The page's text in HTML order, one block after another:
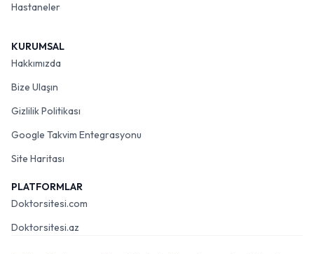
Hastaneler
KURUMSAL
Hakkımızda
Bize Ulaşın
Gizlilik Politikası
Google Takvim Entegrasyonu
Site Haritası
PLATFORMLAR
Doktorsitesi.com
Doktorsitesi.az